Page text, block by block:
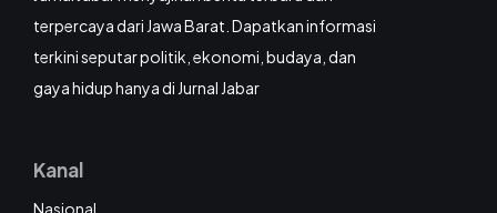
terpercaya dari Jawa Barat. Dapatkan informasi
terkini seputar politik, ekonomi, budaya, dan
gaya hidup hanya di Jurnal Jabar
Kanal
Nasional